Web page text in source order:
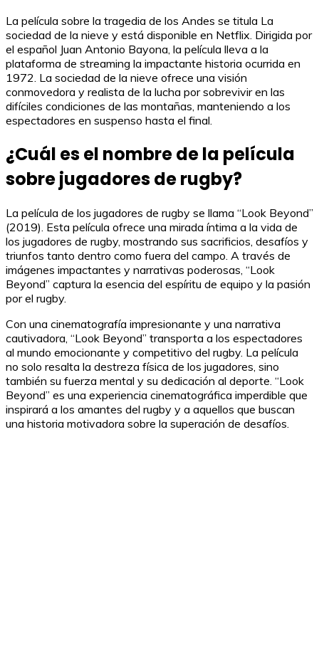
La película sobre la tragedia de los Andes se titula La
sociedad de la nieve y está disponible en Netflix. Dirigida por
el español Juan Antonio Bayona, la película lleva a la
plataforma de streaming la impactante historia ocurrida en
1972. La sociedad de la nieve ofrece una visión
conmovedora y realista de la lucha por sobrevivir en las
difíciles condiciones de las montañas, manteniendo a los
espectadores en suspenso hasta el final.
¿Cuál es el nombre de la película
sobre jugadores de rugby?
La película de los jugadores de rugby se llama “Look Beyond”
(2019). Esta película ofrece una mirada íntima a la vida de
los jugadores de rugby, mostrando sus sacrificios, desafíos y
triunfos tanto dentro como fuera del campo. A través de
imágenes impactantes y narrativas poderosas, “Look
Beyond” captura la esencia del espíritu de equipo y la pasión
por el rugby.
Con una cinematografía impresionante y una narrativa
cautivadora, “Look Beyond” transporta a los espectadores
al mundo emocionante y competitivo del rugby. La película
no solo resalta la destreza física de los jugadores, sino
también su fuerza mental y su dedicación al deporte. “Look
Beyond” es una experiencia cinematográfica imperdible que
inspirará a los amantes del rugby y a aquellos que buscan
una historia motivadora sobre la superación de desafíos.